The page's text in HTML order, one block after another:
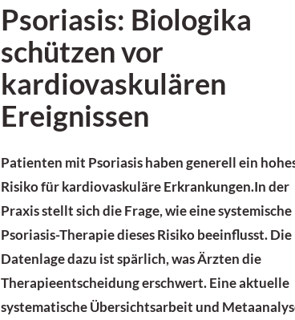
Psoriasis: Biologika
schützen vor
kardiovaskulären
Ereignissen
Patienten mit Psoriasis haben generell ein
Risiko für kardiovaskuläre Erkrankungen.In der
Praxis stellt sich die Frage, wie eine systemische
Psoriasis-Therapie dieses Risiko beeinflusst. Die
Datenlage dazu ist spärlich, was Ärzten die
Therapieentscheidung erschwert. Eine aktuelle
systematische Übersichtsarbeit und